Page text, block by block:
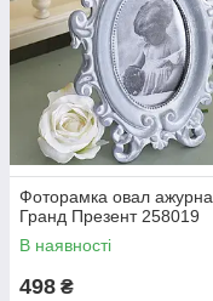
Фоторамка овал ажурна
Гранд Презент 258019
В наявності
498 ₴